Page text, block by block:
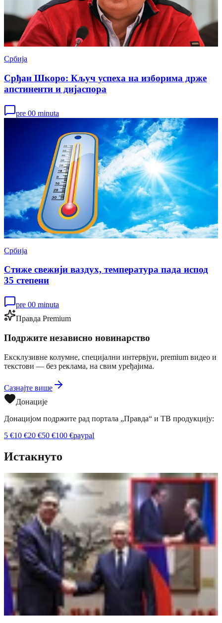
Србија
Срђан Шкоро: Кључ успеха на изборима држе
апстиненти и дијаспора
pre 00 minuta
Србија
Стиже свежији ваздух, температура пада испод
35 степени
pre 00 minuta
Правда Premium
Подржите независно новинарство
Ексклузивне колумне, специјални интервјуи, premium видео и
текстови — без реклама, на свим уређајима.
Сазнајте више
Донације
Донацијом подржите рад портала „Правда“ и ТВ продукцију:
5 €10 €20 €50 €100 €paypal
Истакнуто